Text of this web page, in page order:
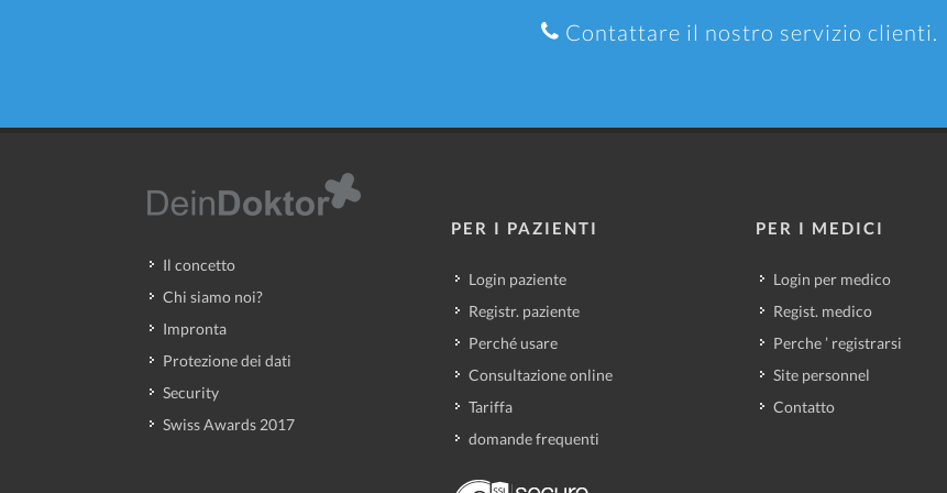
Contattare il nostro servizio clienti.
Il concetto
Chi siamo noi?
Impronta
Protezione dei dati
Security
Swiss Awards 2017
PER I PAZIENTI
Login paziente
Registr. paziente
Perché usare
Consultazione online
Tariffa
domande frequenti
PER I MEDICI
Login per medico
Regist. medico
Perche ’ registrarsi
Site personnel
Contatto